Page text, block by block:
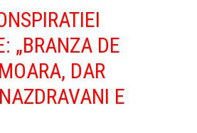
„BRANZA DE
DAR
E